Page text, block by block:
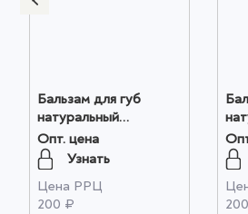
Бальзам для губ
натуральный
"ПРОПОЛИС"
(ЗАЖИВЛЕНИЕ),
4,5мл оптом
Опт. цена
Узнать
Цена РРЦ
200 ₽